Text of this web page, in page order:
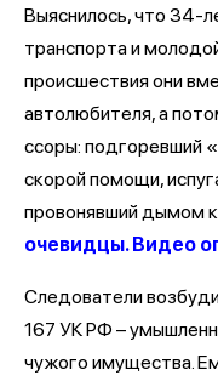
Выяснилось, что 34-
транспорта и
происшествия они
автолюбителя, а
ссоры: подгоревший
скорой помощи,
провонявший дымом
очевидцы. Видео
Следователи
167 УК РФ –
чужого имущества.